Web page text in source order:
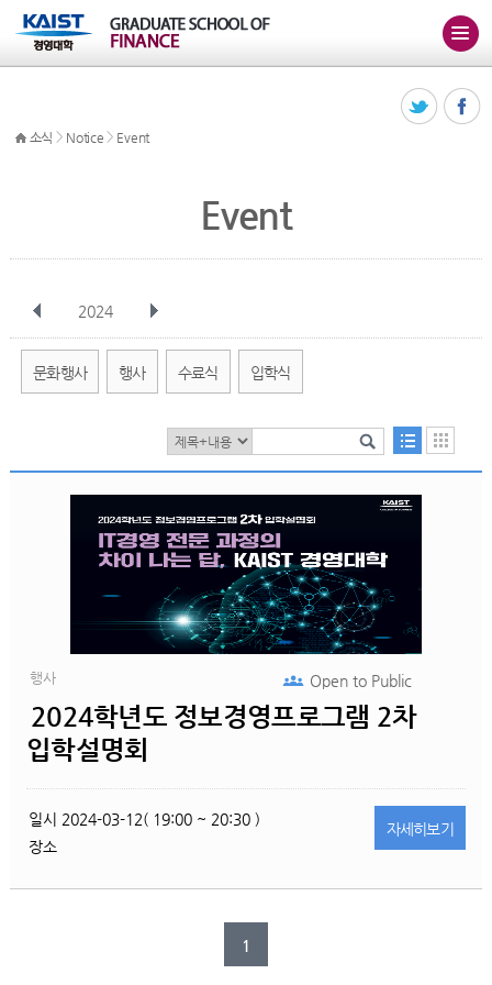
소식 > Notice > Event
Event
2024
전체 1월 2월 4월 5월 6월
문화행사 행사 수료식 입학식
행사
2024학년도 정보경영프로그램 2차
입학설명회
Open toPublic
일시 2024-03-12( 19:00 ~ 20:30 )
장소
자세히보기
1